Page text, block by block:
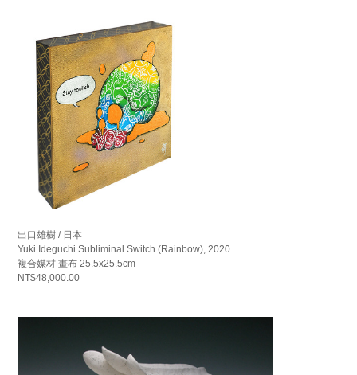
出口雄樹 / 日本
Yuki Ideguchi Subliminal Switch (Rainbow), 2020
複合媒材 畫布 25.5x25.5cm
NT$48,000.00